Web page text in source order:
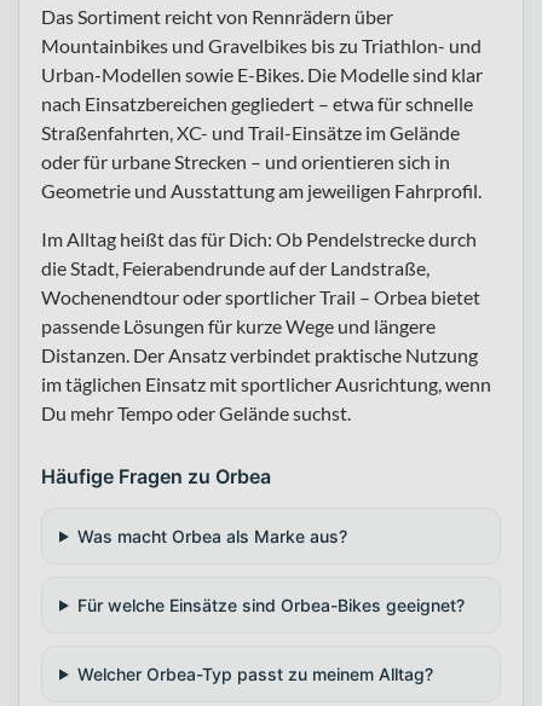
Das Sortiment reicht von Rennrädern über
Mountainbikes und Gravelbikes bis zu Triathlon- und
Urban-Modellen sowie E-Bikes. Die Modelle sind klar
nach Einsatzbereichen gegliedert – etwa für schnelle
Straßenfahrten, XC- und Trail-Einsätze im Gelände
oder für urbane Strecken – und orientieren sich in
Geometrie und Ausstattung am jeweiligen Fahrprofil.
Im Alltag heißt das für Dich: Ob Pendelstrecke durch
die Stadt, Feierabendrunde auf der Landstraße,
Wochenendtour oder sportlicher Trail – Orbea bietet
passende Lösungen für kurze Wege und längere
Distanzen. Der Ansatz verbindet praktische Nutzung
im täglichen Einsatz mit sportlicher Ausrichtung, wenn
Du mehr Tempo oder Gelände suchst.
Häufige Fragen zu Orbea
Was macht Orbea als Marke aus?
Für welche Einsätze sind Orbea-Bikes geeignet?
Welcher Orbea-Typ passt zu meinem Alltag?